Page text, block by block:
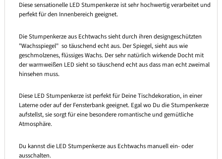
Diese sensationelle LED Stumpenkerze ist sehr hochwertig verarbeitet und
perfekt für den Innenbereich geeignet.
Die Stumpenkerze aus Echtwachs sieht durch ihren designgeschützten
"Wachsspiegel" so täuschend echt aus. Der Spiegel, sieht aus wie
geschmolzenes, flüssiges Wachs. Der sehr natürlich wirkende Docht mit
der warmweißen LED sieht so täuschend echt aus dass man echt zweimal
hinsehen muss.
Diese LED Stumpenkerze ist perfekt für Deine Tischdekoration, in einer
Laterne oder auf der Fensterbank geeignet. Egal wo Du die Stumpenkerze
aufstellst, sie sorgt für eine besondere romantische und gemütliche
Atmosphäre.
Du kannst die LED Stumpenkerze aus Echtwachs manuell ein- oder
ausschalten.